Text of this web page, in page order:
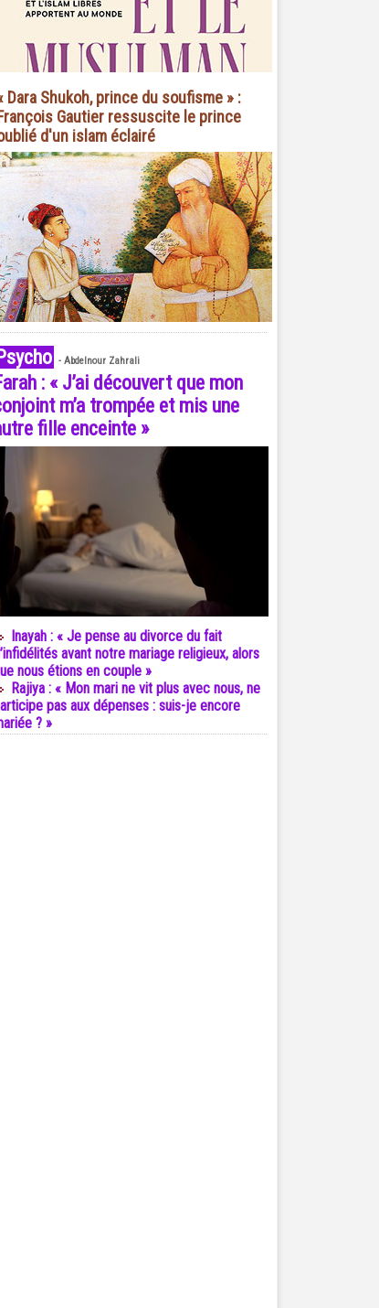
Dara Shukoh, prince du soufisme » :
Gautier ressuscite le prince
d'un islam éclairé
- Abdelnour Zahrali
: « J’ai découvert que mon
m’a trompée et mis une
fille enceinte »
Inayah : « Je pense au divorce du fait
avant notre mariage religieux, alors
nous étions en couple »
Rajiya : « Mon mari ne vit plus avec nous, ne
pas aux dépenses : suis-je encore
? »